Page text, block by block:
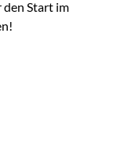
den Start im